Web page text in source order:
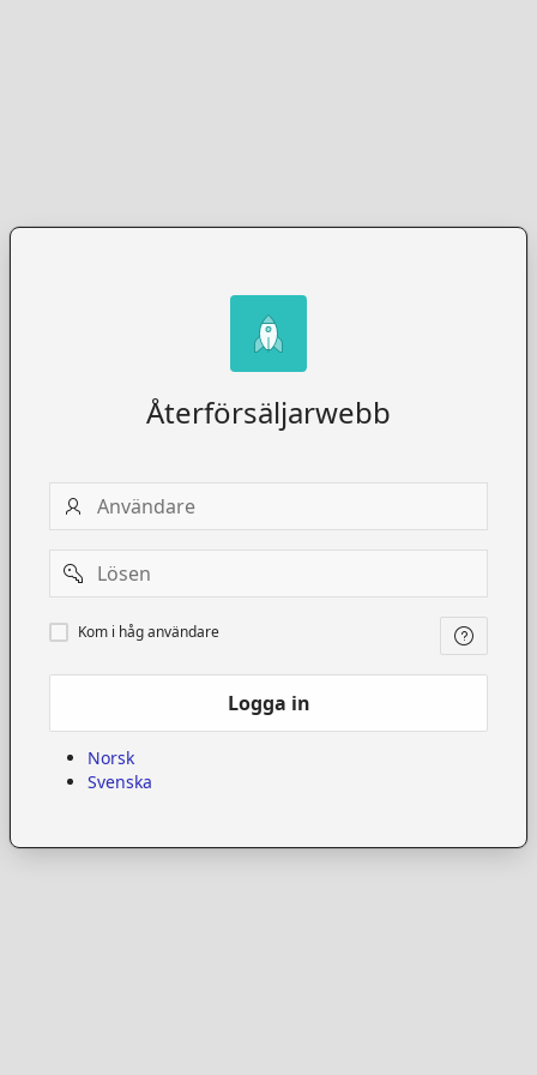
Återförsäljarwebb
Användare
Password
Kom
i
Kom i håg användare
Logga in
Norsk
Svenska